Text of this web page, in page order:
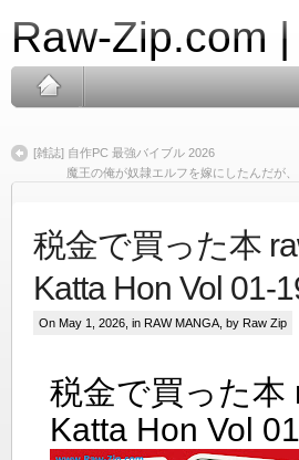
Raw-Zip.com
[雑誌] 自作PC 最強バイブル 2026
魔王の俺が奴隷エルフを嫁にしたんだが
税金で買った本
Katta Hon Vol 01-
On May 1, 2026, in RAW MANGA , by Raw Zip
税金で買った本
Katta Hon Vol